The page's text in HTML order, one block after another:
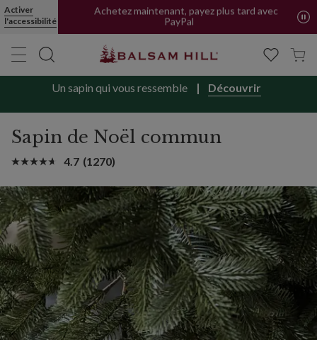
Activer
l'accessibilité
Achetez maintenant, payez plus tard avec
PayPal
Un sapin qui vous ressemble Découvrir
Sapin de Noël commun
4.7 (1270)